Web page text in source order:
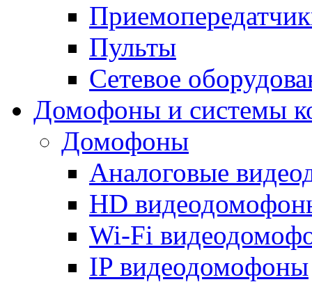
Пульты
Сетевое
Домофоны и системы
Домофоны
Аналоговые
HD
Wi-Fi
IP видеодомофоны